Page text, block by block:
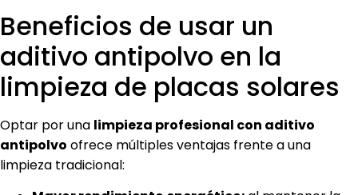
Beneficios de usar un
aditivo antipolvo en la
limpieza de placas solares
Optar por una limpieza profesional con aditivo
antipolvo ofrece múltiples ventajas frente a una
limpieza tradicional: